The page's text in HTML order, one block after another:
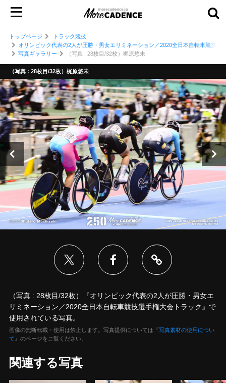
トップページ
トラック競技
オリンピック代表の2人が圧勝・男女エリミネーション／2020全日本自転車競技選
写真ギャラリー
（写真 : 28枚目/32枚）梶原悠未
（写真 : 28枚目/32枚）梶原悠未
（写真 : 28枚目/32枚）『オリンピック代表の2人が圧勝・男女エ
リミネーション／2020全日本自転車競技選手権大会トラック』で
使用されている写真。
画像の無断転載・使用は禁止します。写真提供については『写真素材の使用につい
て 』のページをご覧ください。
関連する写真